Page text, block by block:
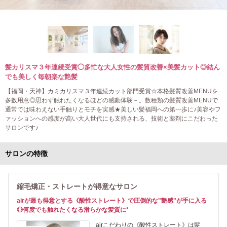
髪カリスマ３年連続受賞◯多忙な大人女性の髪質改善×美髪カット◎結ん
でも美しく毎朝楽な艶髪
【福岡・天神】カミカリスマ３年連続カット部門受賞☆本格髪質改善MENUを
多数用意◎思わず触れたくなるほどの感動体験－。数種類の髪質改善MENUで
通常では味わえない手触りとモチを実感★美しい髪福岡への第一歩に♪美容やフ
ァッションへの感度が高い大人世代にも支持される、技術と薬剤にこだわった
サロンです♪
サロンの特徴
縮毛矯正・ストレートが得意なサロン
airが最も得意とする《酸性ストレート》で圧倒的な"艶感"が手に入る
◎何度でも触れたくなる滑らかな髪質に*
airこだわりの《酸性ストレート》は髪